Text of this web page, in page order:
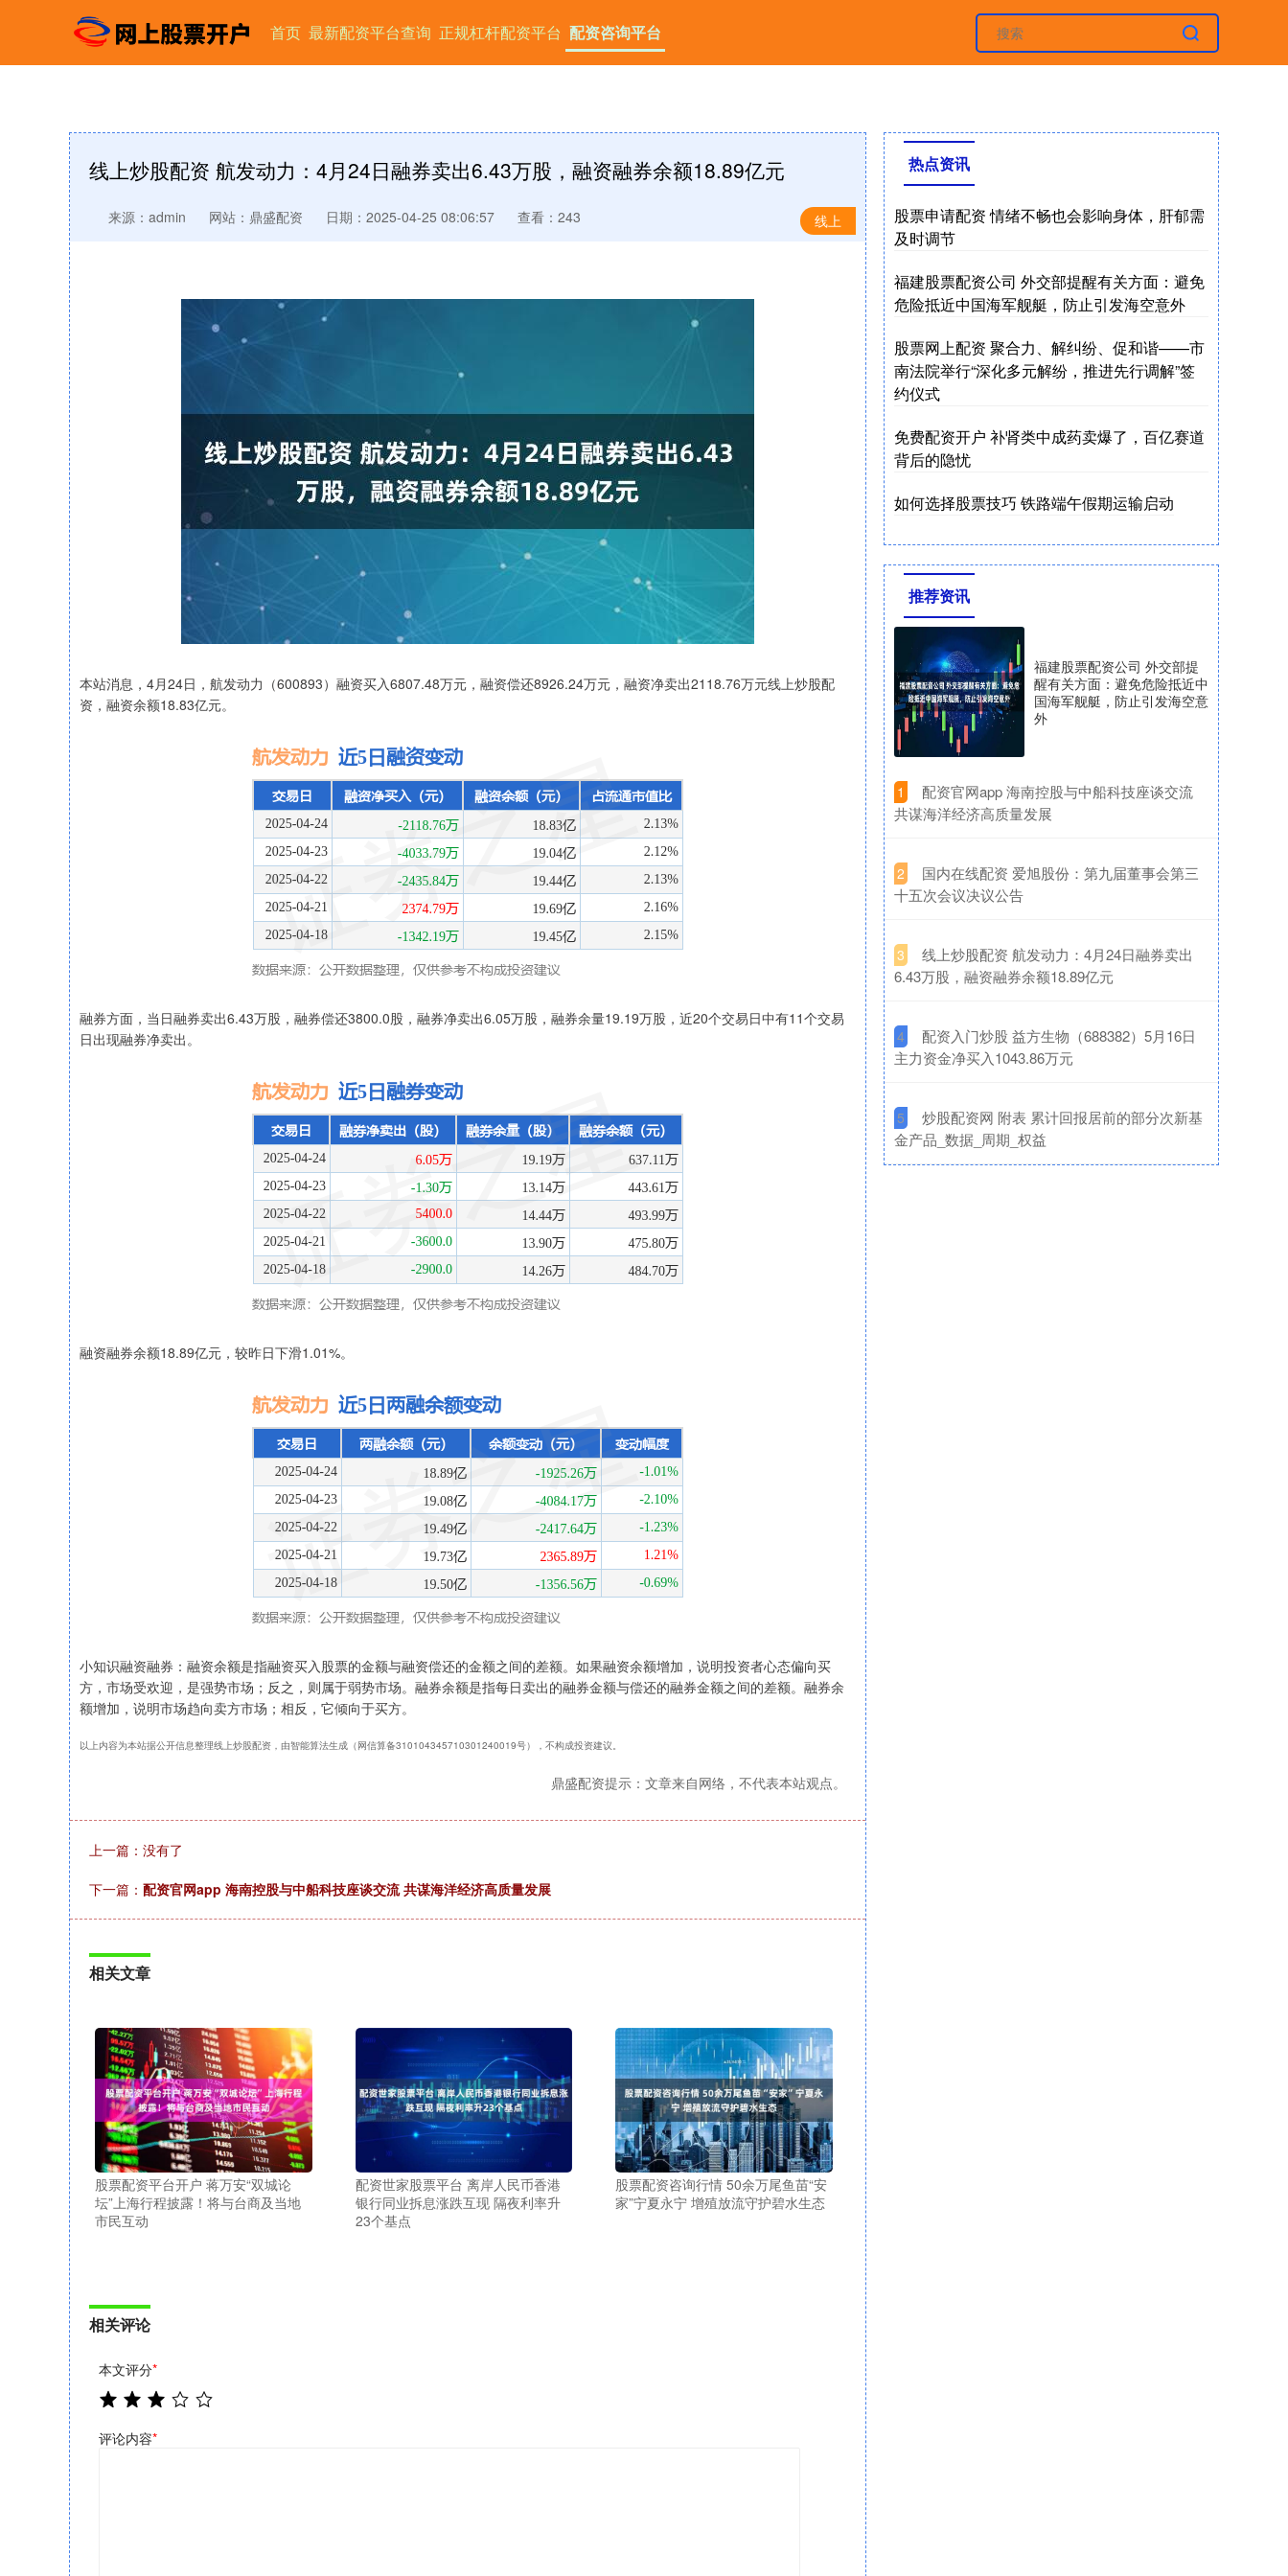
首页 最新配资平台查询 正规杠杆配资平台 配资咨询平台
线上炒股配资 航发动力：4月24日融券卖出6.43万股，融资融券余额18.89亿元
线上
来源：admin 网站：鼎盛配资 日期：2025-04-25 08:06:57 查看：243
本站消息，4月24日，航发动力（600893）融资买入6807.48万元，融资偿还8926.24万元，融资净卖出2118.76万元线上炒股配
资，融资余额18.83亿元。
融券方面，当日融券卖出6.43万股，融券偿还3800.0股，融券净卖出6.05万股，融券余量19.19万股，近20个交易日中有11个交易
日出现融券净卖出。
融资融券余额18.89亿元，较昨日下滑1.01%。
小知识融资融券：融资余额是指融资买入股票的金额与融资偿还的金额之间的差额。如果融资余额增加，说明投资者心态偏向买
方，市场受欢迎，是强势市场；反之，则属于弱势市场。融券余额是指每日卖出的融券金额与偿还的融券金额之间的差额。融券余
额增加，说明市场趋向卖方市场；相反，它倾向于买方。
以上内容为本站据公开信息整理线上炒股配资，由智能算法生成（网信算备310104345710301240019号），不构成投资建议。
鼎盛配资提示：文章来自网络，不代表本站观点。
上一篇：没有了
下一篇： 配资官网app 海南控股与中船科技座谈交流 共谋海洋经济高质量发展
相关文章
股票配资平台开户 蒋万安“双城论
坛”上海行程披露！将与台商及当地
市民互动
配资世家股票平台 离岸人民币香港
银行同业拆息涨跌互现 隔夜利率升
23个基点
股票配资咨询行情 50余万尾鱼苗“安
家”宁夏永宁 增殖放流守护碧水生态
相关评论
本文评分*
评论内容*
热点资讯
股票申请配资 情绪不畅也会影响身体，肝郁需
及时调节
福建股票配资公司 外交部提醒有关方面：避免
危险抵近中国海军舰艇，防止引发海空意外
股票网上配资 聚合力、解纠纷、促和谐——市
南法院举行“深化多元解纷，推进先行调解”签
约仪式
免费配资开户 补肾类中成药卖爆了，百亿赛道
背后的隐忧
如何选择股票技巧 铁路端午假期运输启动
推荐资讯
福建股票配资公司 外交部提
醒有关方面：避免危险抵近中
国海军舰艇，防止引发海空意
外
1
​配资官网app 海南控股与中船科技座谈交流
共谋海洋经济高质量发展
2
​国内在线配资 爱旭股份：第九届董事会第三
十五次会议决议公告
3
​线上炒股配资 航发动力：4月24日融券卖出
6.43万股，融资融券余额18.89亿元
4
​配资入门炒股 益方生物（688382）5月16日
主力资金净买入1043.86万元
5
​炒股配资网 附表 累计回报居前的部分次新基
金产品_数据_周期_权益